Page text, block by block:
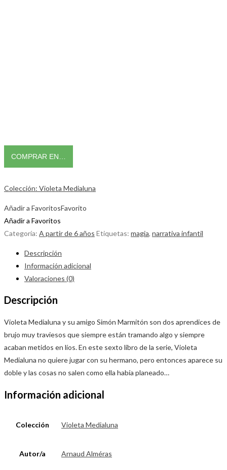
COMPRAR EN…
Colección: Violeta Medialuna
Añadir a FavoritosFavorito
Añadir a Favoritos
Categoría: A partir de 6 años Etiquetas: magia, narrativa infantil
Descripción
Información adicional
Valoraciones (0)
Descripción
Violeta Medialuna y su amigo Simón Marmitón son dos aprendices de
brujo muy traviesos que siempre están tramando algo y siempre
acaban metidos en líos. En este sexto libro de la serie, Violeta
Medialuna no quiere jugar con su hermano, pero entonces aparece su
doble y las cosas no salen como ella había planeado…
Información adicional
Colección Violeta Medialuna
Autor/a Arnaud Alméras